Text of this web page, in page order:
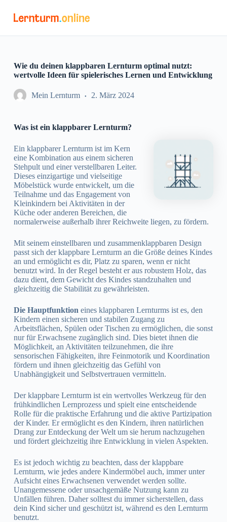
u
I
n
Wie du deinen klappbaren Lernturm optimal nutzt:
wertvolle Ideen für spielerisches Lernen und Entwicklung
Mein Lernturm 2. März 2024
Was ist ein klappbarer Lernturm?
Ein klappbarer Lernturm ist im Kern
eine Kombination aus einem sicheren
Stehpult und einer verstellbaren Leiter.
Dieses einzigartige und vielseitige
Möbelstück wurde entwickelt, um die
Teilnahme und das Engagement von
Kleinkindern bei Aktivitäten in der
Küche oder anderen Bereichen, die
normalerweise außerhalb ihrer Reichweite liegen, zu fördern.
Mit seinem einstellbaren und zusammenklappbaren Design
passt sich der klappbare Lernturm an die Größe deines Kindes
an und ermöglicht es dir, Platz zu sparen, wenn er nicht
benutzt wird. In der Regel besteht er aus robustem Holz, das
dazu dient, dem Gewicht des Kindes standzuhalten und
gleichzeitig die Stabilität zu gewährleisten.
Die Hauptfunktion eines klappbaren Lernturms ist es, den
Kindern einen sicheren und stabilen Zugang zu
Arbeitsflächen, Spülen oder Tischen zu ermöglichen, die sonst
nur für Erwachsene zugänglich sind. Dies bietet ihnen die
Möglichkeit, an Aktivitäten teilzunehmen, die ihre
sensorischen Fähigkeiten, ihre Feinmotorik und Koordination
fördern und ihnen gleichzeitig das Gefühl von
Unabhängigkeit und Selbstvertrauen vermitteln.
Der klappbare Lernturm ist ein wertvolles Werkzeug für den
frühkindlichen Lernprozess und spielt eine entscheidende
Rolle für die praktische Erfahrung und die aktive Partizipation
der Kinder. Er ermöglicht es den Kindern, ihren natürlichen
Drang zur Entdeckung der Welt um sie herum nachzugehen
und fördert gleichzeitig ihre Entwicklung in vielen Aspekten.
Es ist jedoch wichtig zu beachten, dass der klappbare
Lernturm, wie jedes andere Kindermöbel auch, immer unter
Aufsicht eines Erwachsenen verwendet werden sollte.
Unangemessene oder unsachgemäße Nutzung kann zu
Unfällen führen. Daher solltest du immer sicherstellen, dass
dein Kind sicher und geschützt ist, während es den Lernturm
benutzt.